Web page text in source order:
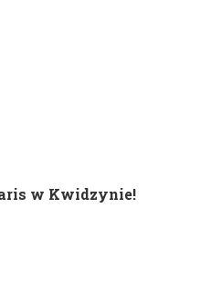
w Kwidzynie!